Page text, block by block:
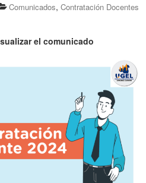
Comunicados, Contratación Docentes
el comunicado